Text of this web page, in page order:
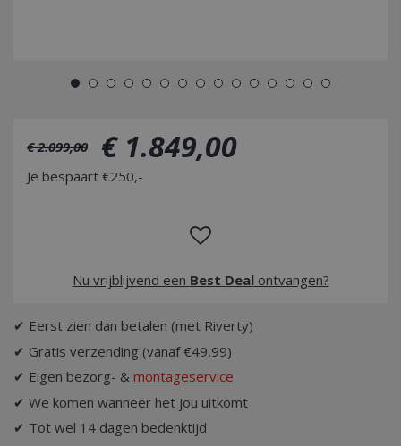
€ 2.099,00 € 1.849,00
Je bespaart €250,-
Nu vrijblijvend een Best Dealontvangen?
✔ Eerst zien dan betalen (met Riverty)
✔ Gratis verzending (vanaf €49,99)
✔ Eigen bezorg- & montageservice
✔ We komen wanneer het jou uitkomt
✔ Tot wel 14 dagen bedenktijd